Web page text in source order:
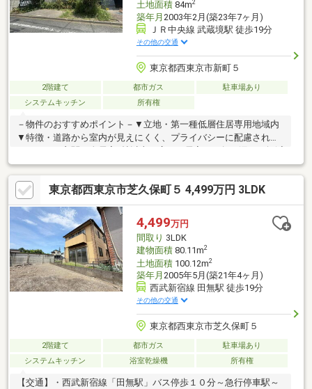
土地面積84m2
築年月 2003年2月(築23年7ヶ月)
ＪＲ中央線 武蔵境駅 徒歩19分
その他の交通
東京都西東京市新町５
2階建て 都市ガス
駐車場あり
システムキッチン
所有権
－物件のおすすめポイント－▼立地・第一種低層住居専用地域内
▼特徴・道路から室内が見えにくく、プライバシーに配慮された
サイドイン玄関・全居室6帖以上の広さ・居室への匂い漏れが軽減
される独立型キッチン、床下収納有・洋室約6.0帖にゆとりある約
4.0帖のWICを設置・書斎等、多目的に活用できるアトリエ付・駐
車場1台分有(車種制限有)▼周辺環境・スーパー「サミットストア
向台町店」徒歩9分(約690m)・ファミリーマート西東京新町五丁
目店 徒歩5分(約400m)■ ご希望の住まい探しをお手伝いします
━━━━━・・・物件の詳細・ご相談はお気軽にお問い合わせく
ださい。
東京都西東京市芝久保町５ 4,499万円 3LDK
4,499万円
間取り 3LDK
建物面積80.11m2
土地面積100.12m2
築年月 2005年5月(築21年4ヶ月)
西武新宿線 田無駅 徒歩19分
その他の交通
東京都西東京市芝久保町５
2階建て 都市ガス
駐車場あり
システムキッチン
浴室乾燥機 所有権
【交通】・西武新宿線「田無駅」バス停歩１０分～急行停車駅～